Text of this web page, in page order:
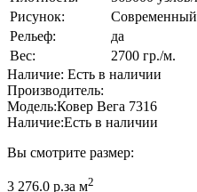
Рисунок:
Современный
Рельеф:
да
Вес:
2700 гр./м.
Наличие: Есть в наличии
Производитель:
Модель:Ковер Вега 7316
Наличие:Есть в наличии
Вы смотрите размер:
3 276.0 р.за м2